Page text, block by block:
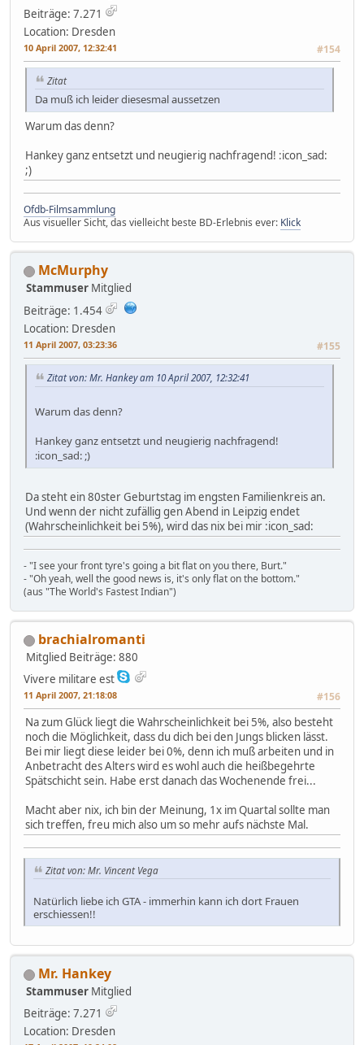
Beiträge: 7.271
Location: Dresden
10 April 2007, 12:32:41 #154
Zitat
Da muß ich leider diesesmal aussetzen
Warum das denn?
Hankey ganz entsetzt und neugierig nachfragend! :icon_sad:
;)
Ofdb-Filmsammlung
Aus visueller Sicht, das vielleicht beste BD-Erlebnis ever: Klick
McMurphy
Stammuser Mitglied
Beiträge: 1.454
Location: Dresden
11 April 2007, 03:23:36 #155
Zitat von: Mr. Hankey am 10 April 2007, 12:32:41
Warum das denn?
Hankey ganz entsetzt und neugierig nachfragend!
:icon_sad: ;)
Da steht ein 80ster Geburtstag im engsten Familienkreis an.
Und wenn der nicht zufällig gen Abend in Leipzig endet
(Wahrscheinlichkeit bei 5%), wird das nix bei mir :icon_sad:
- "I see your front tyre's going a bit flat on you there, Burt."
- "Oh yeah, well the good news is, it's only flat on the bottom."
(aus "The World's Fastest Indian")
brachialromanti
Mitglied Beiträge: 880
Vivere militare est
11 April 2007, 21:18:08 #156
Na zum Glück liegt die Wahrscheinlichkeit bei 5%, also besteht
noch die Möglichkeit, dass du dich bei den Jungs blicken lässt.
Bei mir liegt diese leider bei 0%, denn ich muß arbeiten und in
Anbetracht des Alters wird es wohl auch die heißbegehrte
Spätschicht sein. Habe erst danach das Wochenende frei...
Macht aber nix, ich bin der Meinung, 1x im Quartal sollte man
sich treffen, freu mich also um so mehr aufs nächste Mal.
Zitat von: Mr. Vincent Vega
Natürlich liebe ich GTA - immerhin kann ich dort Frauen
erschiessen!!
Mr. Hankey
Stammuser Mitglied
Beiträge: 7.271
Location: Dresden